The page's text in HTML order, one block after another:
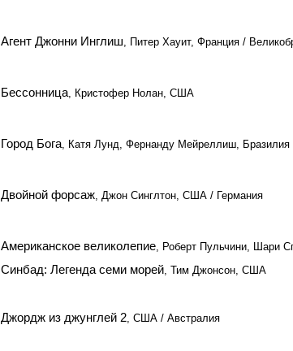
Агент Джонни Инглиш, Питер Хауит, Франция /
Бессонница, Кристофер Нолан, США
Город Бога, Катя Лунд, Фернанду Мейреллиш, Бразилия
Двойной форсаж, Джон Синглтон, США / Германия
Американское великолепие, Роберт Пульчини, Шари
Синбад: Легенда семи морей, Тим Джонсон, США
Джордж из джунглей 2, США / Австралия